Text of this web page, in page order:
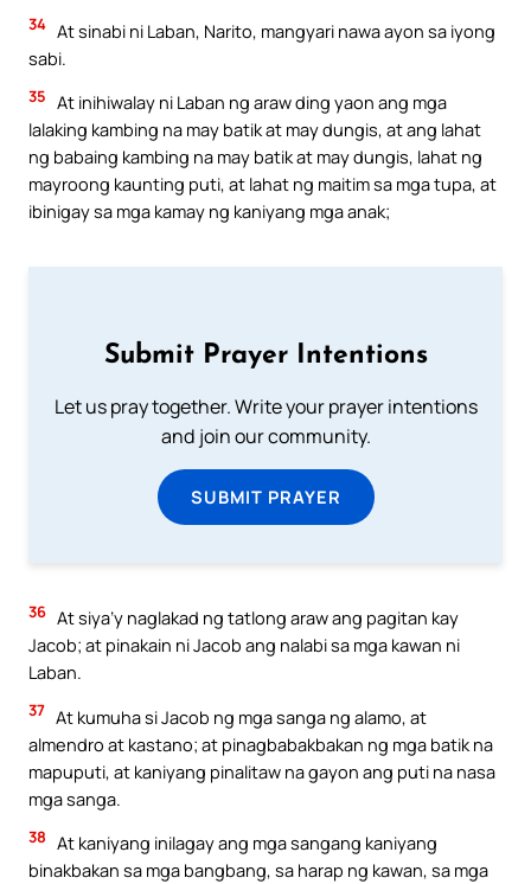
34 At sinabi ni Laban, Narito, mangyari nawa ayon sa iyong
sabi.
35 At inihiwalay ni Laban ng araw ding yaon ang mga
lalaking kambing na may batik at may dungis, at ang lahat
ng babaing kambing na may batik at may dungis, lahat ng
mayroong kaunting puti, at lahat ng maitim sa mga tupa, at
ibinigay sa mga kamay ng kaniyang mga anak;
Submit Prayer Intentions
Let us pray together. Write your prayer intentions
and join our community.
SUBMIT PRAYER
36 At siya’y naglakad ng tatlong araw ang pagitan kay
Jacob; at pinakain ni Jacob ang nalabi sa mga kawan ni
Laban.
37 At kumuha si Jacob ng mga sanga ng alamo, at
almendro at kastano; at pinagbabakbakan ng mga batik na
mapuputi, at kaniyang pinalitaw na gayon ang puti na nasa
mga sanga.
38 At kaniyang inilagay ang mga sangang kaniyang
binakbakan sa mga bangbang, sa harap ng kawan, sa mga